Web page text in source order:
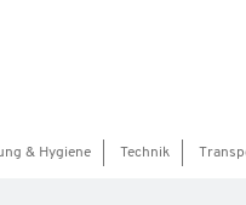
& Hygiene Technik